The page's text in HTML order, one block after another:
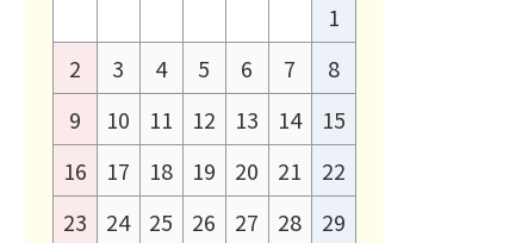
1
2
3 4 5 6 7
8
9
10 11 12 13 14
15
16
17 18 19 20 21
22
23
24 25 26 27 28
29